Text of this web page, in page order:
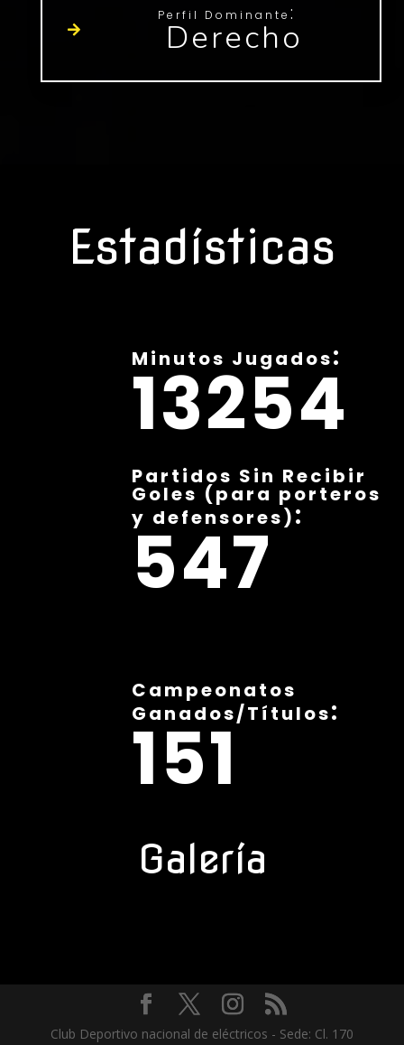
Perfil Dominante:
Derecho
Estadísticas
Minutos Jugados:
13254
Partidos Sin Recibir
Goles (para porteros
y defensores):
547
Campeonatos
Ganados/Títulos:
151
Galería
Club Deportivo nacional de eléctricos - Sede: Cl. 170